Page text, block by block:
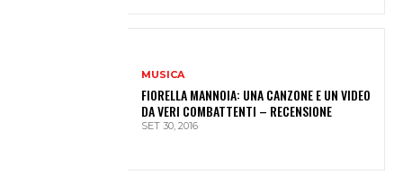
MUSICA
FIORELLA MANNOIA: UNA CANZONE E UN VIDEO
DA VERI COMBATTENTI – RECENSIONE
SET 30, 2016